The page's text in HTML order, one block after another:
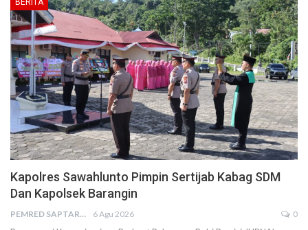
BERITA
Kapolres Sawahlunto Pimpin Sertijab Kabag SDM
Dan Kapolsek Barangin
PEMRED SAPTARIUS 6 Agu 2026 0